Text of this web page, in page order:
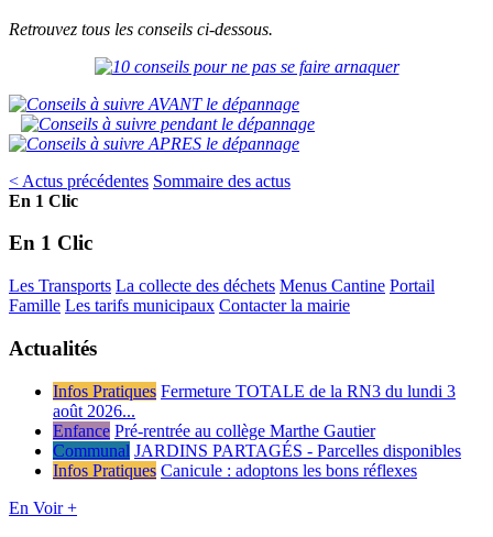
Retrouvez tous les conseils ci-dessous.
< Actus précédentes Sommaire des actus
En 1 Clic
En 1 Clic
Les Transports La collecte des déchets Menus Cantine Portail
Famille Les tarifs municipaux Contacter la mairie
Actualités
Infos Pratiques Fermeture TOTALE de la RN3 du lundi 3
août 2026...
Enfance Pré-rentrée au collège Marthe Gautier
Communal JARDINS PARTAGÉS - Parcelles disponibles
Infos Pratiques Canicule : adoptons les bons réflexes
En Voir +